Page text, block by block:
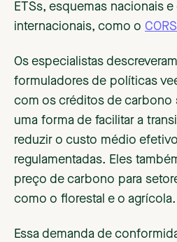
ETSs, esquemas nacionais
internacionais, como o
Os especialistas
formuladores de políticas
com os créditos de carbono
uma forma de facilitar a
reduzir o custo médio
regulamentadas. Eles
preço de carbono para
como o florestal e o agrícola.
Essa demanda de